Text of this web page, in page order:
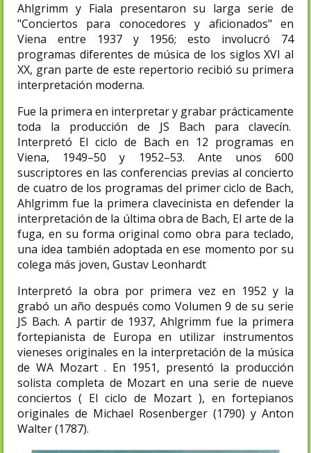
Ahlgrimm y Fiala presentaron su larga serie de
"Conciertos para conocedores y aficionados" en
Viena entre 1937 y 1956; esto involucró 74
programas diferentes de música de los siglos XVI al
XX, gran parte de este repertorio recibió su primera
interpretación moderna.
Fue la primera en interpretar y grabar prácticamente
toda la producción de JS Bach para clavecín.
Interpretó El ciclo de Bach en 12 programas en
Viena, 1949–50 y 1952–53. Ante unos 600
suscriptores en las conferencias previas al concierto
de cuatro de los programas del primer ciclo de Bach,
Ahlgrimm fue la primera clavecinista en defender la
interpretación de la última obra de Bach, El arte de la
fuga, en su forma original como obra para teclado,
una idea también adoptada en ese momento por su
colega más joven, Gustav Leonhardt
Interpretó la obra por primera vez en 1952 y la
grabó un año después como Volumen 9 de su serie
JS Bach. A partir de 1937, Ahlgrimm fue la primera
fortepianista de Europa en utilizar instrumentos
vieneses originales en la interpretación de la música
de WA Mozart . En 1951, presentó la producción
solista completa de Mozart en una serie de nueve
conciertos ( El ciclo de Mozart ), en fortepianos
originales de Michael Rosenberger (1790) y Anton
Walter (1787).